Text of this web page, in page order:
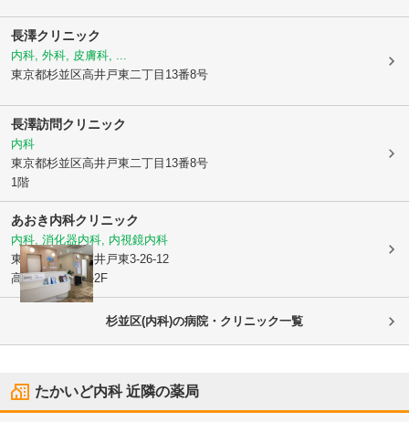
長澤クリニック
内科, 外科, 皮膚科, ...
東京都杉並区高井戸東二丁目13番8号
長澤訪問クリニック
内科
東京都杉並区高井戸東二丁目13番8号
1階
あおき内科クリニック
内科, 消化器内科, 内視鏡内科
東京都杉並区高井戸東3-26-12
高井戸医療ビル2F
杉並区(内科)の病院・クリニック一覧
たかいど内科近隣の薬局